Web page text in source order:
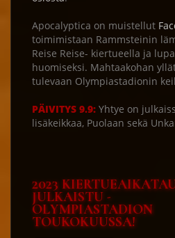
Apocalyptica on muistellut
toimimistaan Rammsteinin
Reise Reise- kiertueella ja
huomiseksi. Mahtaakohan
tulevaan Olympiastadionin
PÄIVITYS 9.9: Yhtye on
lisäkeikkaa, Puolaan sekä
2023
JULKAISTU -
OLYMPIASTADION
TOUKOKUUSSA!